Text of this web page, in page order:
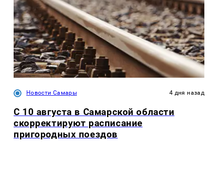
Новости Самары 4 дня назад
С 10 августа в Самарской области
скорректируют расписание
пригородных поездов